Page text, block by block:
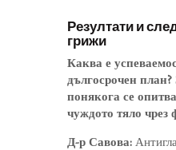
Резултати и
грижи
Каква е
дългосрочен план?
понякога се
чуждото тяло чрез
Д-р Савова: